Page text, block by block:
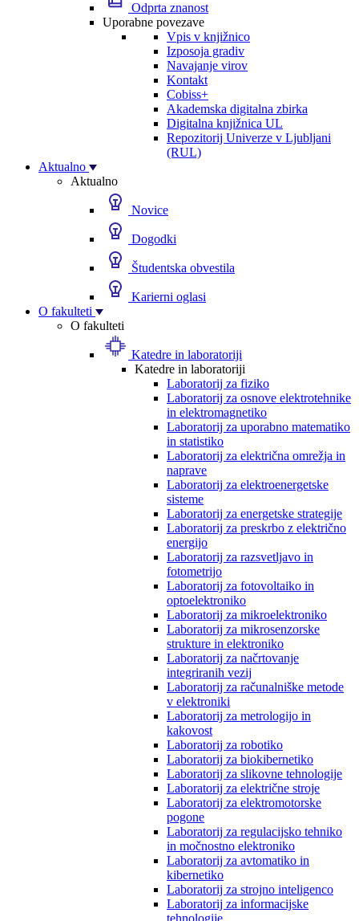
Odprta znanost
Uporabne povezave
Vpis v knjižnico
Izposoja gradiv
Navajanje virov
Kontakt
Cobiss+
Akademska digitalna zbirka
Digitalna knjižnica UL
Repozitorij Univerze v Ljubljani
(RUL)
Aktualno
Aktualno
Novice
Dogodki
Študentska obvestila
Karierni oglasi
O fakulteti
O fakulteti
Katedre in laboratoriji
Katedre in laboratoriji
Laboratorij za fiziko
Laboratorij za osnove elektrotehnike
in elektromagnetiko
Laboratorij za uporabno matematiko
in statistiko
Laboratorij za električna omrežja in
naprave
Laboratorij za elektroenergetske
sisteme
Laboratorij za energetske strategije
Laboratorij za preskrbo z električno
energijo
Laboratorij za razsvetljavo in
fotometrijo
Laboratorij za fotovoltaiko in
optoelektroniko
Laboratorij za mikroelektroniko
Laboratorij za mikrosenzorske
strukture in elektroniko
Laboratorij za načrtovanje
integriranih vezij
Laboratorij za računalniške metode
v elektroniki
Laboratorij za metrologijo in
kakovost
Laboratorij za robotiko
Laboratorij za biokibernetiko
Laboratorij za slikovne tehnologije
Laboratorij za električne stroje
Laboratorij za elektromotorske
pogone
Laboratorij za regulacijsko tehniko
in močnostno elektroniko
Laboratorij za avtomatiko in
kibernetiko
Laboratorij za strojno inteligenco
Laboratorij za informacijske
tehnologije